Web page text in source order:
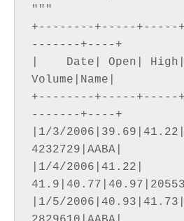
"""
+--------+-----+-----
-------+----+
|    Date| Open| High|
Volume|Name|
+--------+-----+-----
-------+----+
|1/3/
4232729|AABA|
|1/4/2006|41.22|
|1/5/